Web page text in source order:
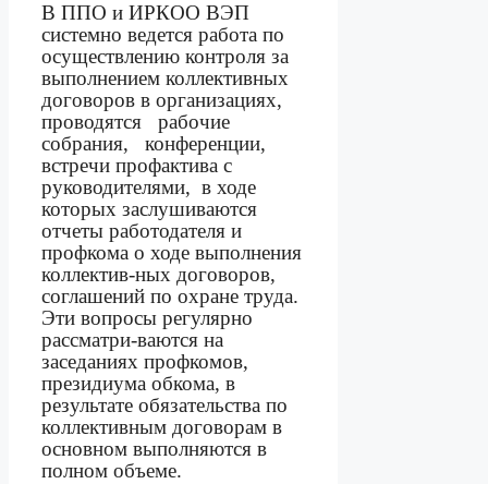
В ППО и ИРКОО ВЭП
системно ведется работа по
осуществлению контроля за
выполнением коллективных
договоров в организациях,
проводятся
рабочие
собрания,
конференции,
встречи профактива с
руководителями, в ходе
которых заслушиваются
отчеты работодателя и
профкома о ходе выполнения
коллектив-ных договоров,
соглашений по охране труда.
Эти вопросы регулярно
рассматри-ваются на
заседаниях профкомов,
президиума обкома, в
результате обязательства по
коллективным договорам в
основном выполняются в
полном объеме.